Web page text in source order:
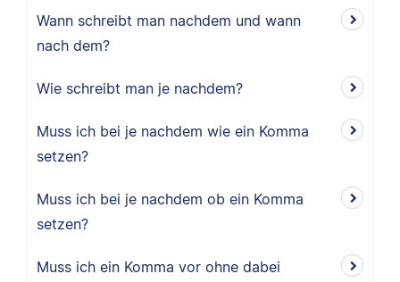
Wann schreibt man nachdem und wann
nach dem?
Wie schreibt man je nachdem?
Muss ich bei je nachdem wie ein Komma
setzen?
Muss ich bei je nachdem ob ein Komma
setzen?
Muss ich ein Komma vor ohne dabei